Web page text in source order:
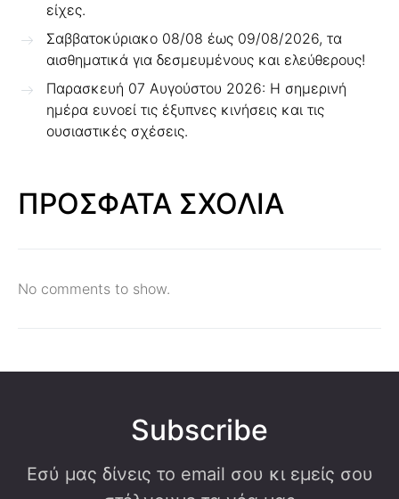
είχες.
Σαββατοκύριακο 08/08 έως 09/08/2026, τα
αισθηματικά για δεσμευμένους και ελεύθερους!
Παρασκευή 07 Αυγούστου 2026: Η σημερινή
ημέρα ευνοεί τις έξυπνες κινήσεις και τις
ουσιαστικές σχέσεις.
ΠΡΟΣΦΑΤΑ ΣΧΟΛΙΑ
No comments to show.
Subscribe
Εσύ μας δίνεις το email σου κι εμείς σου